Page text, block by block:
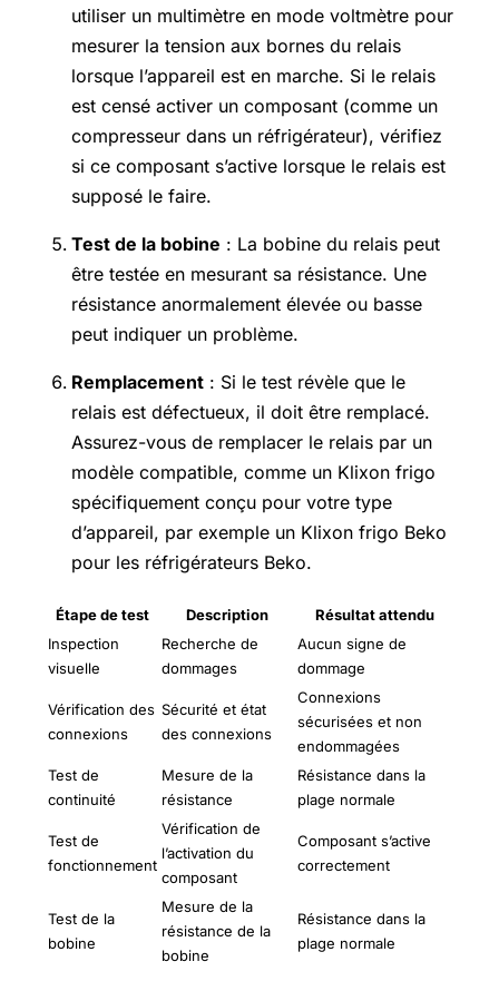
utiliser un multimètre en mode voltmètre pour
mesurer la tension aux bornes du relais
lorsque l’appareil est en marche. Si le relais
est censé activer un composant (comme un
compresseur dans un réfrigérateur), vérifiez
si ce composant s’active lorsque le relais est
supposé le faire.
Test de la bobine : La bobine du relais peut
être testée en mesurant sa résistance. Une
résistance anormalement élevée ou basse
peut indiquer un problème.
Remplacement : Si le test révèle que le
relais est défectueux, il doit être remplacé.
Assurez-vous de remplacer le relais par un
modèle compatible, comme un Klixon frigo
spécifiquement conçu pour votre type
d’appareil, par exemple un Klixon frigo Beko
pour les réfrigérateurs Beko.
Étape de test Description
Résultat attendu
Inspection
visuelle
Recherche de
dommages
Aucun signe de
dommage
Vérification des
connexions
Sécurité et état
des connexions
Connexions
sécurisées et non
endommagées
Test de
continuité
Mesure de la
résistance
Résistance dans la
plage normale
Test de
fonctionnement
Vérification de
l’activation du
composant
Composant s’active
correctement
Test de la
bobine
Mesure de la
résistance de la
bobine
Résistance dans la
plage normale